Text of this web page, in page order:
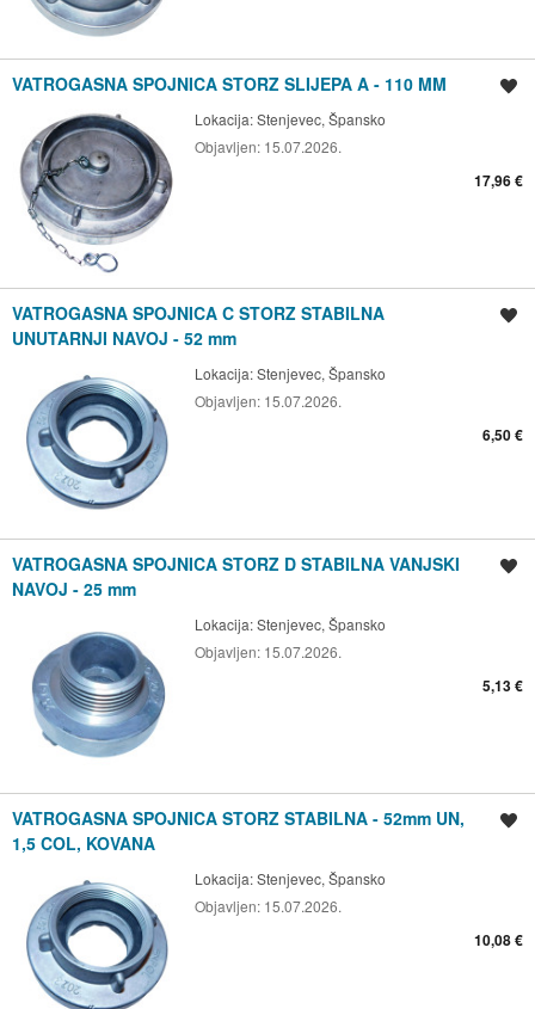
VATROGASNA SPOJNICA STORZ SLIJEPA A - 110 MM
Lokacija:Stenjevec, Špansko
Objavljen: 15.07.2026.
17,96 €
VATROGASNA SPOJNICA C STORZ STABILNA
UNUTARNJI NAVOJ - 52 mm
Lokacija:Stenjevec, Špansko
Objavljen: 15.07.2026.
6,50 €
VATROGASNA SPOJNICA STORZ D STABILNA VANJSKI
NAVOJ - 25 mm
Lokacija:Stenjevec, Špansko
Objavljen: 15.07.2026.
5,13 €
VATROGASNA SPOJNICA STORZ STABILNA - 52mm UN,
1,5 COL, KOVANA
Lokacija:Stenjevec, Špansko
Objavljen: 15.07.2026.
10,08 €